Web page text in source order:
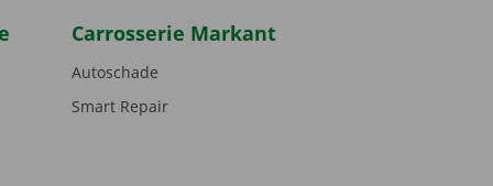
Carrosserie Markant
Autoschade
Smart Repair